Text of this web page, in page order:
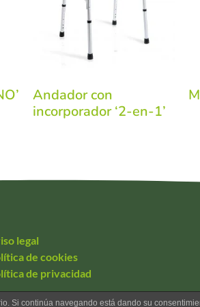
Andador con
incorporador ‘2-en-1’
legal
de cookies
de privacidad
Si continúa navegando está dando su